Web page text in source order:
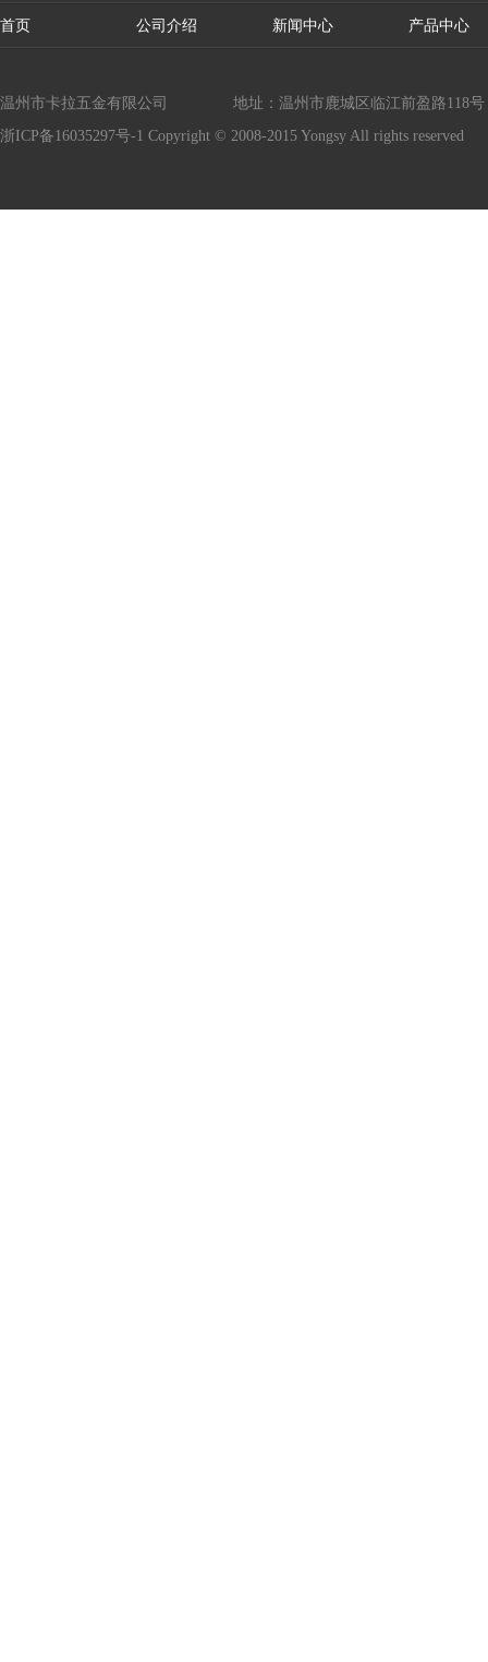
首页 公司介绍 新闻中心 产品中心
温州市卡拉五金有限公司
地址：温州市鹿城区临江前盈路118号
浙ICP备16035297号-1 Copyright © 2008-2015 Yongsy All rights reserved